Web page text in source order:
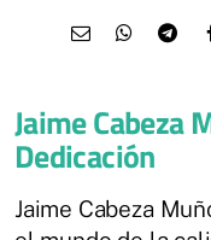
Jaime Cabeza
Dedicación
Jaime Cabeza